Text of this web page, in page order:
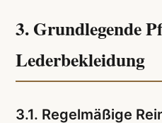
3. Grundlegende
Lederbekleidung
3.1. Regelmäßige